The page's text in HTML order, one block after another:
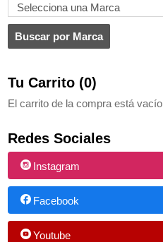
Tu Carrito (0)
El carrito de la compra está vacío
Redes Sociales
Instagram
Facebook
Youtube